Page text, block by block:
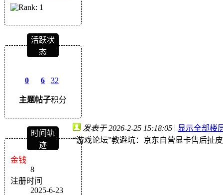
活跃状
态
0
主题
6
帖子
32
积分
时间轨
迹
金钱
8
注册时间
2025-6-23
发表于 2026-2-25 15:18:05 | 显示全部楼
“游戏论坛”教避坑：京东自营显卡售后扯